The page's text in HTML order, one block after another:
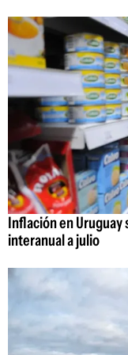
Inflación en Uruguay
interanual a julio